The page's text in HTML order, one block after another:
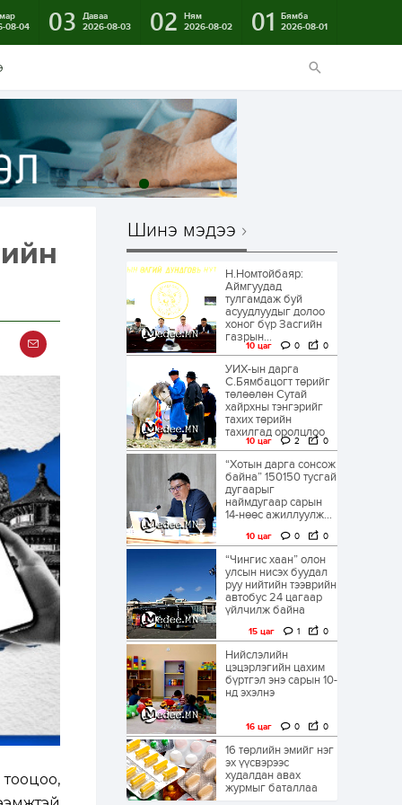
08-04
03
Даваа
2026-08-03
02
Ням
2026-08-02
01
Бямба
2026-08-01
Шинэ мэдээ
Н.Номтойбаяр:
Аймгуудад
тулгамдаж буй
асуудлуудыг долоо
хоног бүр Засгийн
газрын...
10 цаг 0 0
УИХ-ын дарга
С.Бямбацогт төрийг
төлөөлөн Сутай
хайрхны тэнгэрийг
тахих төрийн
тахилгад оролцлоо
10 цаг 2 0
“Хотын дарга сонсож
байна” 150150 тусгай
дугаарыг
наймдугаар сарын
14-нөөс ажиллуулж...
10 цаг 0 0
“Чингис хаан” олон
улсын нисэх буудал
руу нийтийн тээврийн
автобус 24 цагаар
үйлчилж байна
15 цаг 1 0
Нийслэлийн
цэцэрлэгийн цахим
бүртгэл энэ сарын 10-
нд эхэлнэ
16 цаг 0 0
16 төрлийн эмийг нэг
эх үүсвэрээс
худалдан авах
журмыг баталлаа